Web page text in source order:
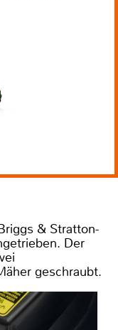
& Stratton-
Der
geschraubt.